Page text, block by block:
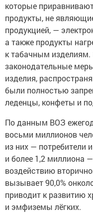
которые
продукты, не
продукцией, —
а также продукты
к табачным
законодательные
изделия,
были полностью
леденцы, конфеты и
По данным ВОЗ
восьми миллионов
из них — потребители
и более 1,2 миллиона
воздействию
вызывает 90,0%
приводит к развитию
и эмфиземы лёгких.